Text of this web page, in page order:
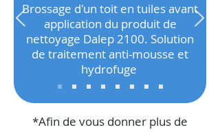
Brossage d'un toit en tuiles avant
application du produit de
nettoyage Dalep 2100. Solution
de traitement anti-mousse et
hydrofuge
*Afin de vous donner plus de